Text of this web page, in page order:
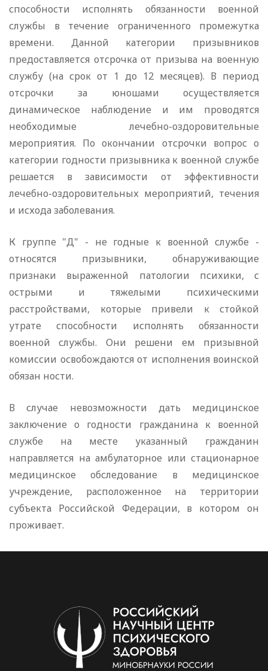
способности исполнять обязанности военной
службы в течение ограниченного промежутка
времени. Данной категории призывников
предоставляется отсрочка от призыва на военную
службу (на срок от 1 до 12 месяцев). В период
отсрочки за юношами осуществляется
динамическое наблюдение и им проводятся
необходимые лечебно-оздоровительные
мероприятия. По окончании отсрочки вопрос о
категории годности призывника к военной службе
решается в зависимости от эффективности
лечебно-оздоровительных мероприятий, течения
и исхода заболевания.
К группе "Д" - не годные к военной службе -
относятся призывники, обнаруживающие
признаки выраженной патологии психики, с
острыми и тяжелыми психическими
расстройствами, которые привели к стойкой
утрате способности исполнять обязанности
военной службы. Они решени ем призывной
комиссии освобождаются от исполнения воинской
обязан ности.
В случае невозможности дать медицинское
заключение о годности гражданина к военной
службе на месте указанный гражданин
направляется на амбулаторное или стационарное
медицинское обследование в медицинское
учреждение, расположенное на территории
субъекта Российской Федерации, в котором он
проживает.